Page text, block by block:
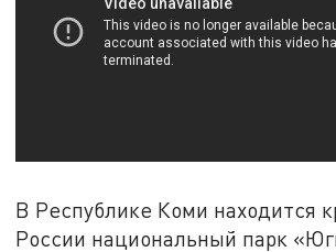
В Республике Коми находится
России национальный парк